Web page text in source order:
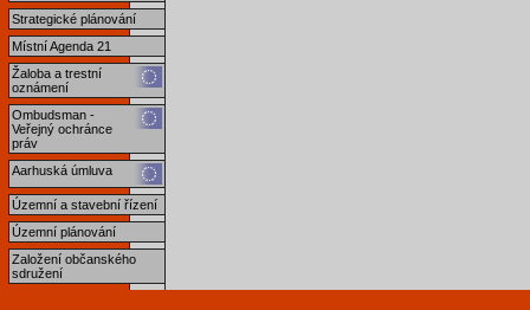
Strategické plánování
Místní Agenda 21
Žaloba a trestní
oznámení
Ombudsman -
Veřejný ochránce
práv
Aarhuská úmluva
Územní a stavební řízení
Územní plánování
Založení občanského
sdružení